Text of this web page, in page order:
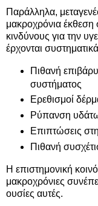
Παράλληλα,
μακροχρόνια
κινδύνους για την
έρχονται
Πιθανή
συστήματος
Ερεθισμοί
Ρύπανση
Επιπτώσεις
Πιθανή
Η επιστημονική
μακροχρόνιες
ουσίες αυτές.